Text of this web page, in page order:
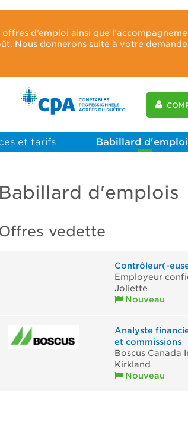
d’emploi ainsi que
Nous donnerons suite à votre
et tarifs Babillard
Babillard d'emplois
vedette
Contrôleur(-
Employeur
Joliette
Nouveau
Analyste
et commissions
Boscus Canada
Kirkland
Nouveau